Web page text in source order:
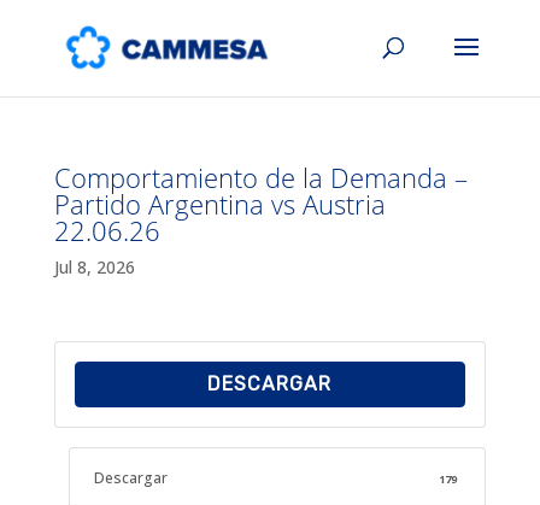
Comportamiento de la Demanda –
Partido Argentina vs Austria
22.06.26
Jul 8, 2026
DESCARGAR
Descargar 179